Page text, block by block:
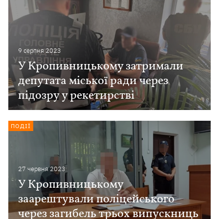
9 серпня 2023
У Кропивницькому затримали
депутата міської ради через
підозру у рекетирстві
27 червня 2023
У Кропивницькому
заарештували поліцейського
через загибель трьох випускниць
ПОДІЇ